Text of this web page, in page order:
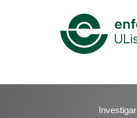
Mega
Menu
Investigar